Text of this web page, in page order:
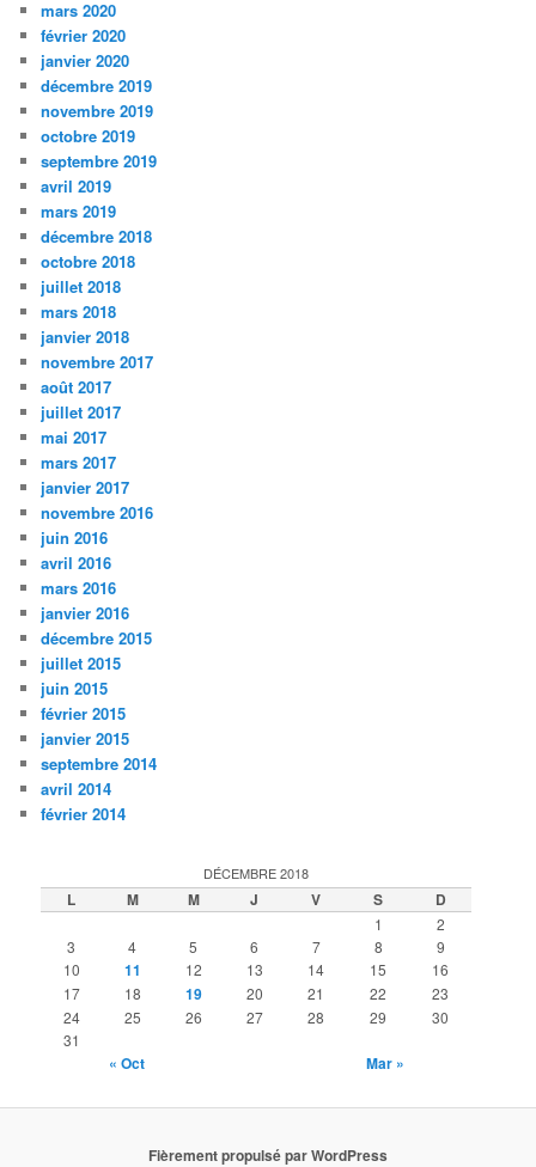
mars 2020
février 2020
janvier 2020
décembre 2019
novembre 2019
octobre 2019
septembre 2019
avril 2019
mars 2019
décembre 2018
octobre 2018
juillet 2018
mars 2018
janvier 2018
novembre 2017
août 2017
juillet 2017
mai 2017
mars 2017
janvier 2017
novembre 2016
juin 2016
avril 2016
mars 2016
janvier 2016
décembre 2015
juillet 2015
juin 2015
février 2015
janvier 2015
septembre 2014
avril 2014
février 2014
DÉCEMBRE 2018
L M M J V S D
1
2
3
4 5 6 7 8
9
10
11 12 13 14 15
16
17
18 19 20 21 22
23
24
25 26 27 28 29
30
31
« Oct Mar »
Fièrement propulsé par WordPress